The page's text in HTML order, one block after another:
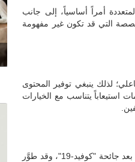
أمراً أساسياً، إلى جانب
التي قد تكون غير مفهومة
لذلك ينبغي توفير المحتوى
استيعاباً يتناسب مع الخيارات
أصبحت الفعاليات الرقمية بديلاً فعالاً عن نظيرتها التقليدية نتيجة تزايد الاعتماد على نموذج العمل الهجين بعد جائحة "كوفيد-19"، وقد طوَّر